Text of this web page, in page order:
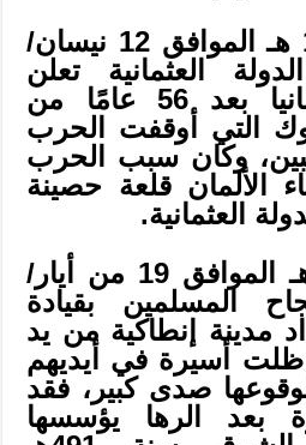
* 4 رمضان 1073 هـ الموافق 12 نيسان/
الدولة العثمانية تعلن
الحرب على ألمانيا بعد 56 عامًا من
التي أوقفت الحرب
وكان سبب الحرب
الألمان قلعة حصينة
العثمانية.
* 5 رمضان 666هـ الموافق 19 من أيار/
نجاح المسلمين بقيادة
مدينة إنطاكية من يد
ظلت أسيرة في أيديهم
لوقوعها صدى كبير، فقد
بعد الرها يؤسسها